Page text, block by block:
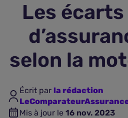
Les
selon la
Écrit par la rédaction
Mis à jour le 16 nov. 2023